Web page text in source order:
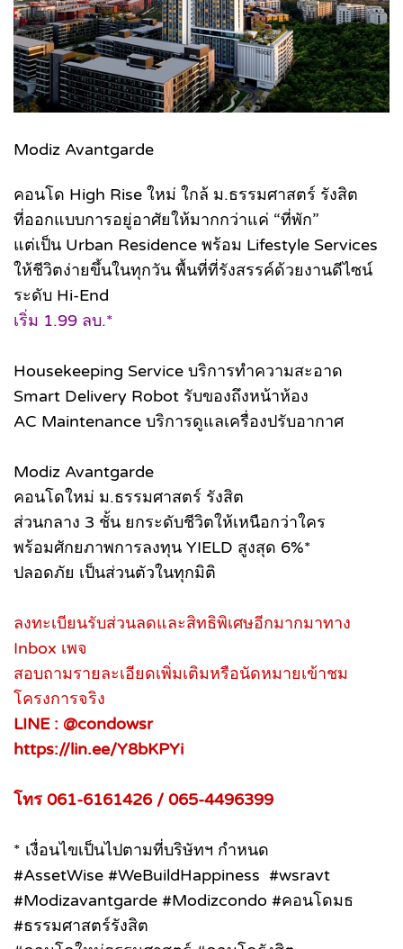
Modiz Avantgarde
คอนโด High Rise ใหม่ ใกล้ ม.ธรรมศาสตร์ รังสิต
ที่ออกแบบการอยู่อาศัยให้มากกว่าแค่ “ที่พัก”
แต่เป็น Urban Residence พร้อม Lifestyle Services
ให้ชีวิตง่ายขึ้นในทุกวัน พื้นที่ที่รังสรรค์ด้วยงานดีไซน์
ระดับ Hi-End
เริ่ม 1.99 ลบ.*
Housekeeping Service บริการทำความสะอาด
Smart Delivery Robot รับของถึงหน้าห้อง
AC Maintenance บริการดูแลเครื่องปรับอากาศ
Modiz Avantgarde
คอนโดใหม่ ม.ธรรมศาสตร์ รังสิต​
ส่วนกลาง 3 ชั้น ยกระดับชีวิตให้เหนือกว่าใคร
พร้อมศักยภาพการลงทุน YIELD สูงสุด 6%*
ปลอดภัย เป็นส่วนตัวในทุกมิติ
ลงทะเบียนรับส่วนลดและสิทธิพิเศษอีกมากมาทาง
Inbox เพจ
สอบถามรายละเอียดเพิ่มเติมหรือนัดหมายเข้าชม
โครงการจริง
LINE : @condowsr
https://lin.ee/Y8bKPYi
โทร 061-6161426 / 065-4496399
* เงื่อนไขเป็นไปตามที่บริษัทฯ กำหนด
#AssetWise #WeBuildHappiness #wsravt
#Modizavantgarde #Modizcondo #คอนโดมธ
#ธรรมศาสตร์รังสิต